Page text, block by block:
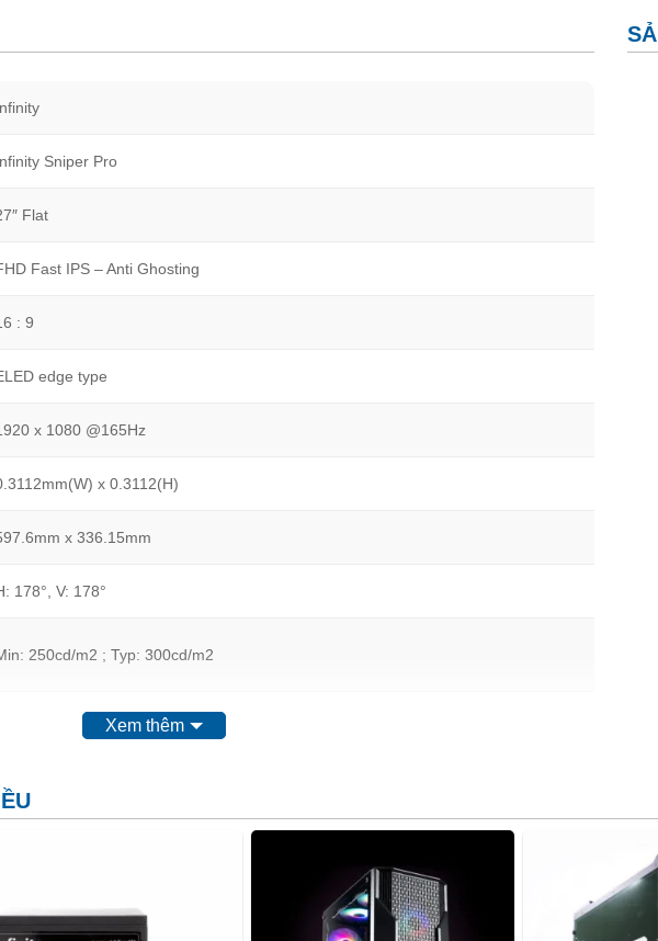
Sniper Pro
Flat
Fast IPS – Anti Ghosting
: 9
edge type
x 1080 @165Hz
x 0.3112(H)
x 336.15mm
178°, V: 178°
250cd/m2 ; Typ: 300cd/m2
Typ: 1000 : 1
HDR, AMD Freesync, compatible Nvidia Gsync by firmware
Xem thêm